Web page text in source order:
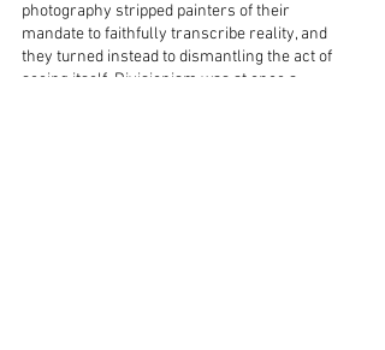
photography stripped painters of their
mandate to faithfully transcribe reality, and
they turned instead to dismantling the act of
seeing itself. Divisionism was at once a